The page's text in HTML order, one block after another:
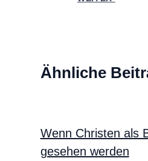
Ähnliche
Wenn Christen als
gesehen werden